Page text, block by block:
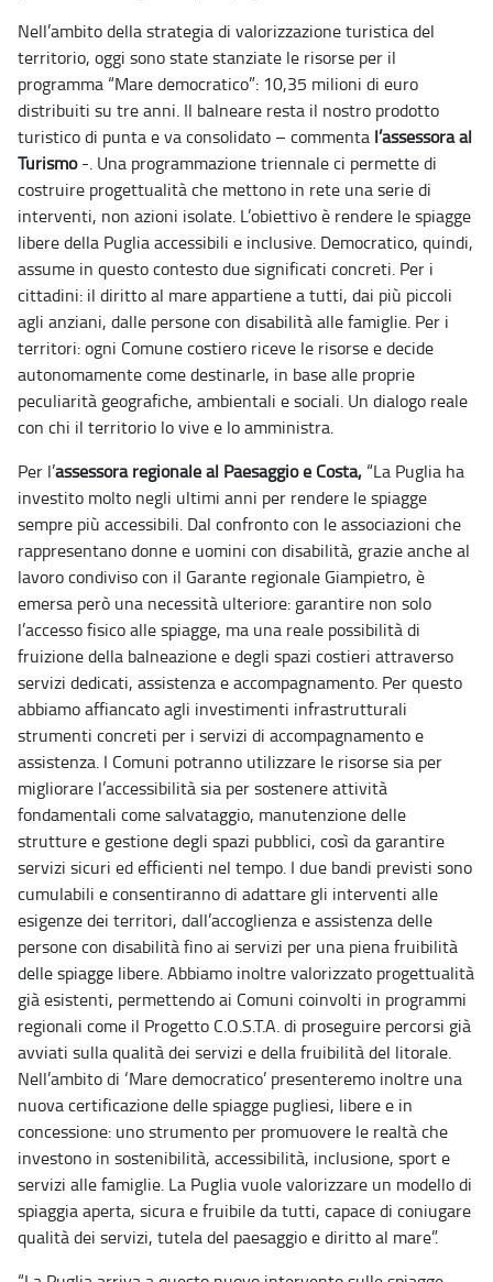
Nell’ambito della strategia di valorizzazione turistica del
territorio, oggi sono state stanziate le risorse per il
programma “Mare democratico”: 10,35 milioni di euro
distribuiti su tre anni. Il balneare resta il nostro prodotto
turistico di punta e va consolidato – commenta l’assessora al
Turismo-. Una programmazione triennale ci permette di
costruire progettualità che mettono in rete una serie di
interventi, non azioni isolate. L’obiettivo è rendere le spiagge
libere della Puglia accessibili e inclusive. Democratico, quindi,
assume in questo contesto due significati concreti. Per i
cittadini: il diritto al mare appartiene a tutti, dai più piccoli
agli anziani, dalle persone con disabilità alle famiglie. Per i
territori: ogni Comune costiero riceve le risorse e decide
autonomamente come destinarle, in base alle proprie
peculiarità geografiche, ambientali e sociali. Un dialogo reale
con chi il territorio lo vive e lo amministra.
Per l’assessora regionale al Paesaggio e Costa, “La Puglia ha
investito molto negli ultimi anni per rendere le spiagge
sempre più accessibili. Dal confronto con le associazioni che
rappresentano donne e uomini con disabilità, grazie anche al
lavoro condiviso con il Garante regionale Giampietro, è
emersa però una necessità ulteriore: garantire non solo
l’accesso fisico alle spiagge, ma una reale possibilità di
fruizione della balneazione e degli spazi costieri attraverso
servizi dedicati, assistenza e accompagnamento. Per questo
abbiamo affiancato agli investimenti infrastrutturali
strumenti concreti per i servizi di accompagnamento e
assistenza. I Comuni potranno utilizzare le risorse sia per
migliorare l’accessibilità sia per sostenere attività
fondamentali come salvataggio, manutenzione delle
strutture e gestione degli spazi pubblici, così da garantire
servizi sicuri ed efficienti nel tempo. I due bandi previsti sono
cumulabili e consentiranno di adattare gli interventi alle
esigenze dei territori, dall’accoglienza e assistenza delle
persone con disabilità fino ai servizi per una piena fruibilità
delle spiagge libere. Abbiamo inoltre valorizzato progettualità
già esistenti, permettendo ai Comuni coinvolti in programmi
regionali come il Progetto C.O.S.T.A. di proseguire percorsi già
avviati sulla qualità dei servizi e della fruibilità del litorale.
Nell’ambito di ‘Mare democratico’ presenteremo inoltre una
nuova certificazione delle spiagge pugliesi, libere e in
concessione: uno strumento per promuovere le realtà che
investono in sostenibilità, accessibilità, inclusione, sport e
servizi alle famiglie. La Puglia vuole valorizzare un modello di
spiaggia aperta, sicura e fruibile da tutti, capace di coniugare
qualità dei servizi, tutela del paesaggio e diritto al mare”.